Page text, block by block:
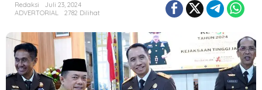
Redaksi
Juli 23, 2024
ADVERTORIAL
2782 Dilihat